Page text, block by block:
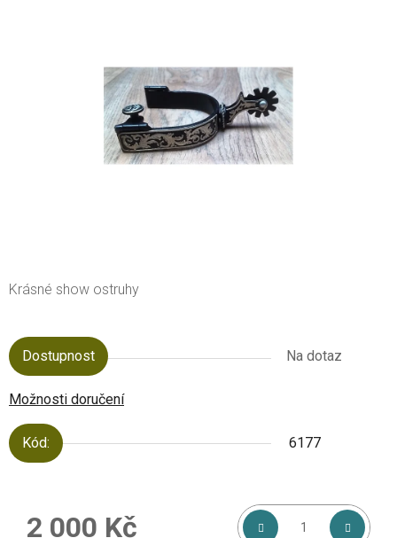
Krásné show ostruhy
Dostupnost Na dotaz
Možnosti doručení
Kód: 6177
2 000 Kč